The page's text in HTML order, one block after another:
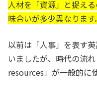
人材を「資源」と捉え
味合いが多少異なります。
以前は「人事」を表す
いましたが、時代の流
resources」が一般的に